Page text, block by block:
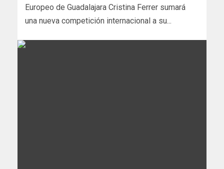
Europeo de Guadalajara Cristina Ferrer sumará
una nueva competición internacional a su...